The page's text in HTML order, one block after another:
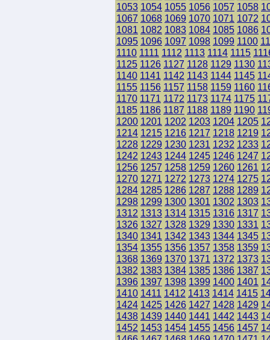
1053 1054 1055 1056 1057 1058
1067 1068 1069 1070 1071 1072
1081 1082 1083 1084 1085 1086
1095 1096 1097 1098 1099 1100
1110 1111 1112 1113 1114 1115
1125 1126 1127 1128 1129 1130
1140 1141 1142 1143 1144 1145
1155 1156 1157 1158 1159 1160
1170 1171 1172 1173 1174 1175
1185 1186 1187 1188 1189 1190
1200 1201 1202 1203 1204 1205
1214 1215 1216 1217 1218 1219
1228 1229 1230 1231 1232 1233
1242 1243 1244 1245 1246 1247
1256 1257 1258 1259 1260 1261
1270 1271 1272 1273 1274 1275
1284 1285 1286 1287 1288 1289
1298 1299 1300 1301 1302 1303
1312 1313 1314 1315 1316 1317
1326 1327 1328 1329 1330 1331
1340 1341 1342 1343 1344 1345
1354 1355 1356 1357 1358 1359
1368 1369 1370 1371 1372 1373
1382 1383 1384 1385 1386 1387
1396 1397 1398 1399 1400 1401
1410 1411 1412 1413 1414 1415
1424 1425 1426 1427 1428 1429
1438 1439 1440 1441 1442 1443
1452 1453 1454 1455 1456 1457